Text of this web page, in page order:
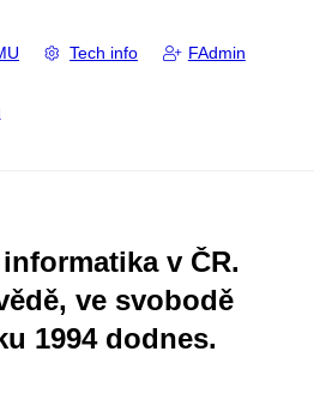
Tech info FAdmin
v ČR.
ve svobodě
1994 dodnes.